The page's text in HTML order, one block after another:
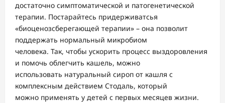
достаточно симптоматической и патогенетической
терапии. Постарайтесь придерживатсья
«биоценозсберегающей терапии» – она позволит
поддержать нормальный микробиом
человека. Так, чтобы ускорить процесс выздоровления
и помочь облегчить кашель, можно
использовать натуральный сироп от кашля с
комплексным действием Стодаль, который
можно применять у детей с первых месяцев жизни.